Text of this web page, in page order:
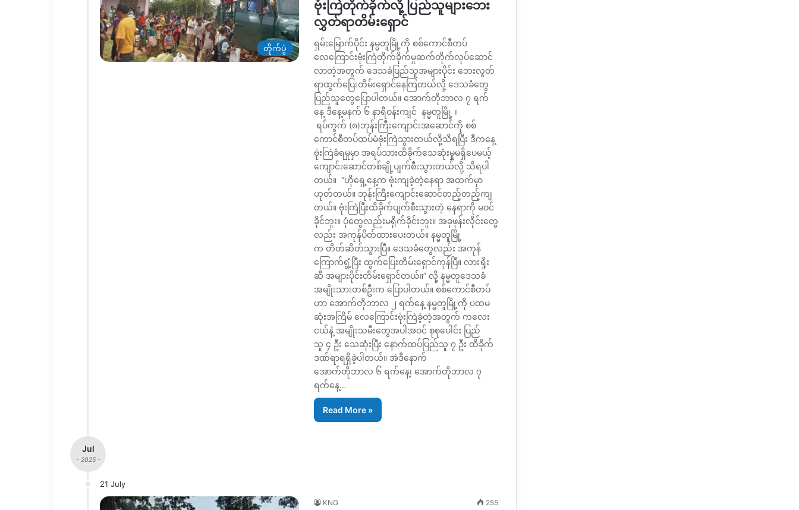
တိုက်ပွဲ
ဗုံးကြဲတိုက်ခိုက်လို့ ပြည်သူများဘေး
လွှတ်ရာတိမ်းရှောင်
ရှမ်းမြောက်ပိုင်း နမ္မတူမြို့ကို စစ်ကောင်စီတပ်
လေကြောင်းဗုံးကြဲတိုက်ခိုက်မှုဆက်တိုက်လုပ်ဆောင်
လာတဲ့အတွက် ဒေသခံပြည်သူအများပိုင်း ဘေးလွတ်
ရာထွက်ပြေးတိမ်းရှောင်နေကြတယ်လို့ ဒေသခံတွေ
ပြည်သူတွေပြောပါတယ်။ အောက်တိုဘာလ ၇ ရက်
နေ့ ဒီနေ့မနက် ၆ နာရီဝန်းကျင် နမ္မတူမြို့ ၊
ရပ်ကွက် (၈)ဘုန်းကြီးကျောင်းအဆောင်ကို စစ်
ကောင်စီတပ်ထပ်မံဗုံးကြဲသွားတယ်လို့သိရပြီး ဒီကနေ့
ဗုံးကြဲခံရမှုမှာ အရပ်သားထိခိုက်သေဆုံးမှုမရှိပေမယ့်
ကျောင်းဆောင်တစ်ချို့ပျက်စီးသွားတယ်လို့ သိရပါ
တယ်။ “ဟိုရှေ့နေ့က ဗုံးကျခဲ့တဲ့နေရာ အထက်မှာ
ဟုတ်တယ်။ ဘုန်းကြီးကျောင်းဆောင်တည့်တည့်ကျ
တယ်။ ဗုံးကြဲပြီးထိခိုက်ပျက်စီးသွားတဲ့ နေရာကို မဝင်
ခိုင်ဘူး။ ပုံတွေလည်းမရိုက်ခိုင်းဘူး။ အခုဖုန်းလိုင်းတွေ
လည်း အကုန်ပိတ်ထားပေးတယ်။ နမ္မတူမြို့
က တိတ်ဆိတ်သွားပြီ။ ဒေသခံတွေလည်း အကုန်
ကြောက်ရွံ့ပြီး ထွက်ပြေးတိမ်းရှောင်ကုန်ပြီ။ လားရှိုး
ဆီ အများပိုင်းတိမ်းရှောင်တယ်။” လို့ နမ္မတူဒေသခံ
အမျိုးသားတစ်ဦးက ပြောပါတယ်။ စစ်ကောင်စီတပ်
ဟာ အောက်တိုဘာလ ၂ ရက်နေ့ နမ္မတူမြို့ကို ပထမ
ဆုံးအကြိမ် လေကြောင်းဗုံးကြဲခဲ့တဲ့အတွက် ကလေး
ငယ်နဲ့ အမျိုးသမီးတွေအပါအဝင် စုစုပေါင်း ပြည်
သူ ၄ ဦး သေဆုံးပြီး နောက်ထပ်ပြည်သူ ၇ ဦး ထိခိုက်
ဒဏ်ရာရရှိခဲ့ပါတယ်။ အဲဒီနောက်
အောက်တိုဘာလ ၆ ရက်နေ့၊ အောက်တိုဘာလ ၇
ရက်နေ့…
Read More »
Jul
- 2025 -
21 July
KNG 255